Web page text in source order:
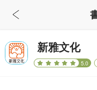
新雅文化
5.0